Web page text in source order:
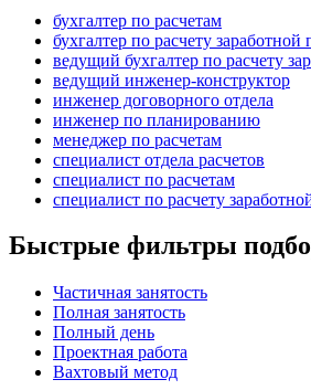
бухгалтер по расчетам
бухгалтер по расчету заработной
ведущий бухгалтер по расчету
ведущий инженер-конструктор
инженер договорного отдела
инженер по планированию
менеджер по расчетам
специалист отдела расчетов
специалист по расчетам
специалист по расчету
Быстрые фильтры
Частичная занятость
Полная занятость
Полный день
Проектная работа
Вахтовый метод